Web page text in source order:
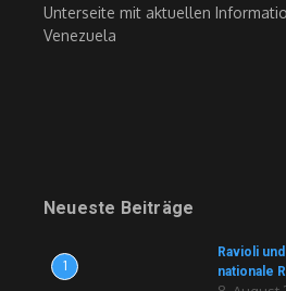
Unterseite mit aktuellen
Venezuela
Neueste Beiträge
1
Ravioli
nationale